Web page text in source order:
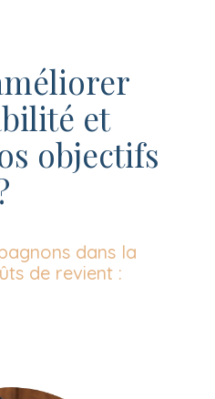
et
objectifs
dans la
de revient :